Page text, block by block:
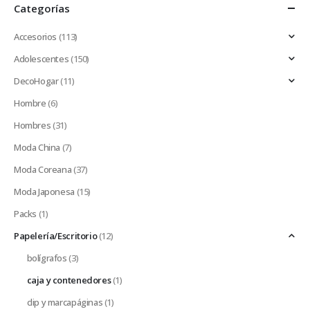
Categorías
Accesorios (113)
Adolescentes(150)
DecoHogar(11)
Hombre(6)
Hombres(31)
Moda China (7)
Moda Coreana(37)
Moda Japonesa (15)
Packs (1)
Papelería/Escritorio(12)
bolígrafos(3)
caja y contenedores(1)
clip y marcapáginas(1)